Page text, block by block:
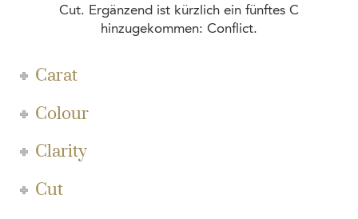
Cut. Ergänzend ist kürzlich ein fünftes C
hinzugekommen: Conflict.
Carat
Colour
Clarity
Cut